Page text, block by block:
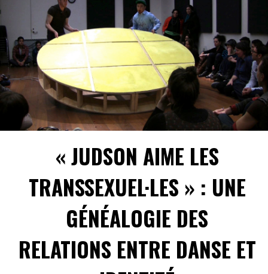
« JUDSON AIME LES
TRANSSEXUEL·LES » : UNE
GÉNÉALOGIE DES
RELATIONS ENTRE DANSE ET